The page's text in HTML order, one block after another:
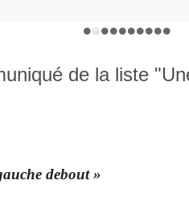
de la liste
debout »